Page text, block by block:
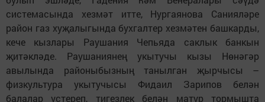
системасында хезмәт итте, Нургаянова Санияләре
район газ хуҗалыгында бухгалтер хезмәтен башкарды,
кече кызлары Раушания Чепьяда саклык банкын
җитәкләде. Раушаниянең укытучы кызы Нөнәгәр
авылында районыбызның танылган җырчысы –
физкультура укытучысы Фидаил Зарипов белән
балалар үстереп, тигезлек белән матур тормышта